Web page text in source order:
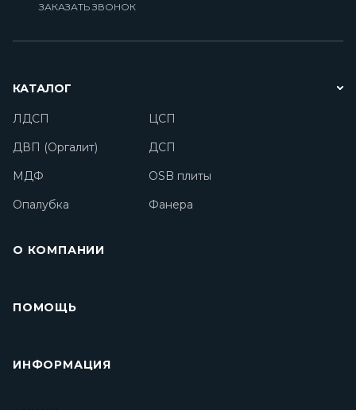
ЗАКАЗАТЬ ЗВОНОК
КАТАЛОГ
ЛДСП
ЦСП
ДВП (Оргалит)
ДСП
МДФ
OSB плиты
Опалубка
Фанера
О КОМПАНИИ
ПОМОЩЬ
ИНФОРМАЦИЯ